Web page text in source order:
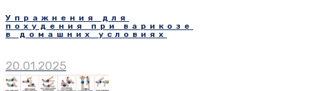
Упражнения для
похудения при варикозе
в домашних условиях
20.01.2025